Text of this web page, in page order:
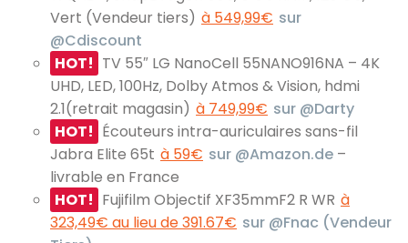
Vert (Vendeur tiers) à 549,99€ sur
@Cdiscount
HOT! TV 55″ LG NanoCell 55NANO916NA – 4K
UHD, LED, 100Hz, Dolby Atmos & Vision, hdmi
2.1(retrait magasin) à 749,99€ sur @Darty
HOT! Écouteurs intra-auriculaires sans-fil
Jabra Elite 65t à 59€ sur @Amazon.de –
livrable en France
HOT! Fujifilm Objectif XF35mmF2 R WR à
323,49€ au lieu de 391.67€ sur @Fnac (Vendeur